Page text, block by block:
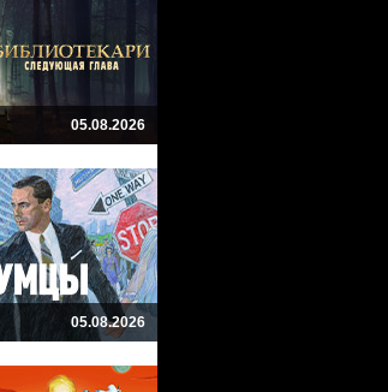
05.08.2026
05.08.2026